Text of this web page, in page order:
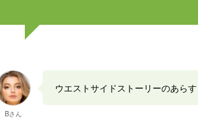
Bさん
ウエストサイドストーリーのあら